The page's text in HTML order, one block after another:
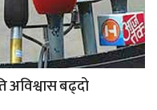
अविश्वास बढ्दो